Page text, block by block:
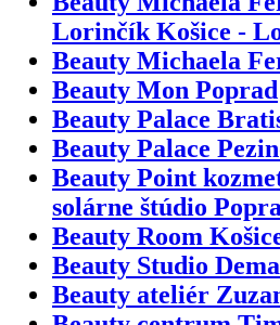
Lorinčík Košice -
Beauty Michaela
Beauty Mon Poprad
Beauty Palace
Beauty Palace
Beauty Point
solárne štúdio
Beauty Room
Beauty Studio
Beauty ateliér